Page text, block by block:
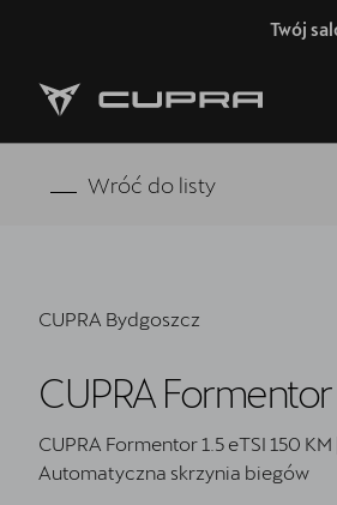
Twój
Strona główna
Samochody dostępne od ręki
Jazda próbna CUPRĄ
CUPRA For Business
Akcesoria CUPRA
Wróć do listy
CUPRA Bydgoszcz
CUPRA Formentor
CUPRA Formentor 1.5 eTSI 150
Automatyczna skrzynia biegów